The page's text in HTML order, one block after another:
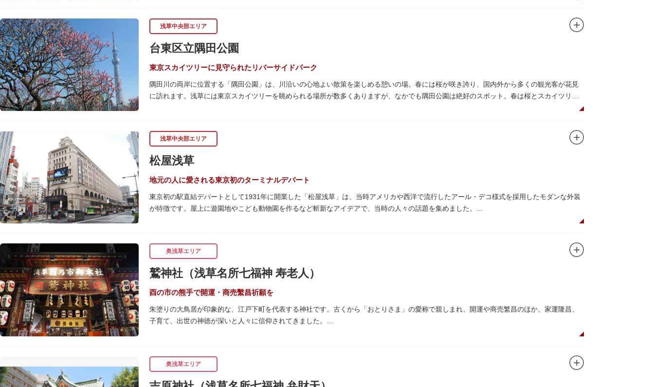
宝蔵門は、平安時代、武蔵守に任命された平公雅（たいらのきみまさ）により、祈願成就の御礼として942年に建立されました。数度の火災を
経て、現在の門は1964年にホテルニューオオタニ創始者・大谷米太郎の寄進により本瓦葺きで再建された（2007年チタン瓦に葺き替え）楼門
です。上層部には仏教の経典である『元版⼀切経（げんばんいっさいきょう）』や寺宝が収蔵されています。
浅草中央部エリア
台東区立隅田公園
東京スカイツリーに見守られたリバーサイドパーク
隅田川の両岸に位置する「隅田公園」は、川沿いの心地よい散策を楽しめる憩いの場。春には桜が咲き誇り、国内外から多くの観光客が花見
に訪れます。浅草には東京スカイツリーを眺められる場所が数多くありますが、なかでも隅田公園は絶好のスポット。春は桜とスカイツリー
手にのんびりと過ごしても良いですね。また、クジラの滑り台が目印の「遊具広場」はブランコやアスレチックなどの遊具が設置された広
場。子どもも思いっきり身体を動かせます。
隅田川橋梁に設置された全長約160mの「すみだリバーウォーク」は、東京スカイツリーまでの最短距離ルートのひとつ。歩道橋の途中にある
ガラス床から隅田川を見下ろしたり、すぐ横を走る電車の迫力を楽しんだり、隅田川散策にいかがでしょうか。
浅草中央部エリア
松屋浅草
地元の人に愛される東京初のターミナルデパート
東京初の駅直結デパートとして1931年に開業した「松屋浅草」は、当時アメリカや西洋で流行したアール・デコ様式を採用したモダンな外装
が特徴です。屋上に遊園地やこども動物園を作るなど斬新なアイデアで、当時の人々の話題を集めました。
東武線「浅草駅」直結なので、お土産購入にも便利です。
奥浅草エリア
鷲神社（浅草名所七福神 寿老人）
酉の市の熊手で開運・商売繫昌祈願を
朱塗りの大鳥居が印象的な、江戸下町を代表する神社です。古くから「おとりさま」の愛称で親しまれ、開運や商売繁昌のほか、家運隆昌、
子育て、出世の神徳が深いと人々に信仰されてきました。
多く登場することから、いかに地域に根付いた催し物だったかが伺い知れます。
なでる場所によって異なるご利益を授かるといわれる「なでおかめ」も人気。ふっくらとした優しい顔立ちのおかめは「お多福」とも言わ
奥浅草エリア